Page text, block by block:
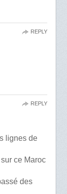
REPLY
lignes de
ce Maroc
des
REPLY